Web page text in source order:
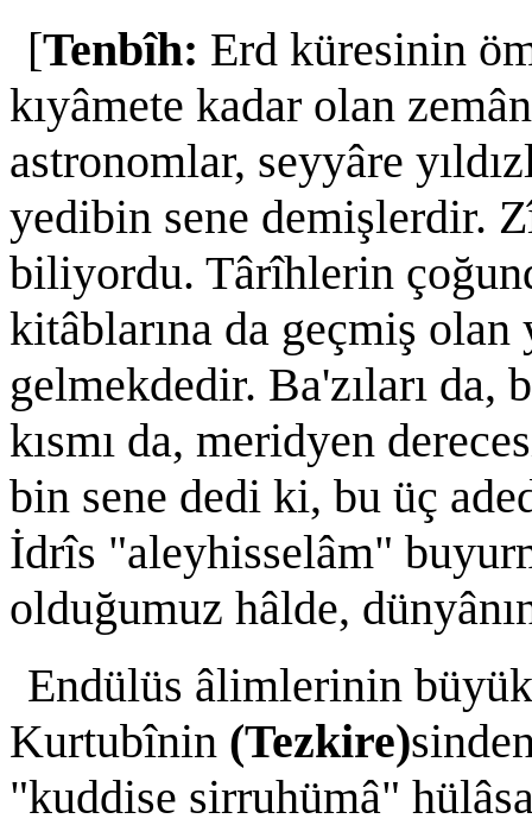
[Tenbîh: Erd küresinin
kıyâmete kadar olan
astronomlar, seyyâre
yedibin sene demişlerdir.
biliyordu. Târîhlerin
kitâblarına da geçmiş
gelmekdedir. Ba'zıları
kısmı da, meridyen
bin sene dedi ki, bu üç
İdrîs "aleyhisselâm"
olduğumuz hâlde,
Endülüs âlimlerinin
Kurtubînin (Tezkire)
"kuddise sirruhümâ"